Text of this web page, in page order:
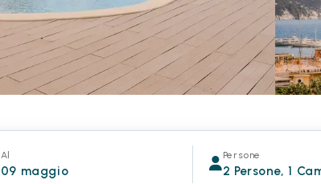
Al
09 maggio
Persone
2 Persone, 1